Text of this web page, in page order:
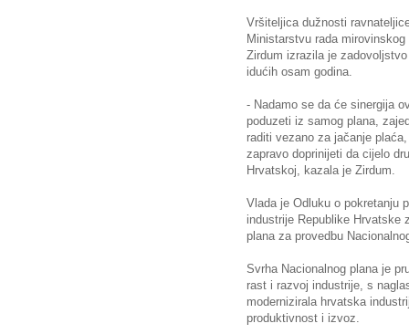
Vršiteljica dužnosti
Ministarstvu rada
Zirdum izrazila je
idućih osam godina.
- Nadamo se da će sinergija
poduzeti iz samog plana,
raditi vezano za jačanje
zapravo doprinijeti da cijelo
Hrvatskoj, kazala je Zirdum.
Vlada je Odluku o pokretanju
industrije Republike Hrvatske
plana za provedbu
Svrha Nacionalnog plana je
rast i razvoj industrije, s
modernizirala hrvatska
produktivnost i izvoz.